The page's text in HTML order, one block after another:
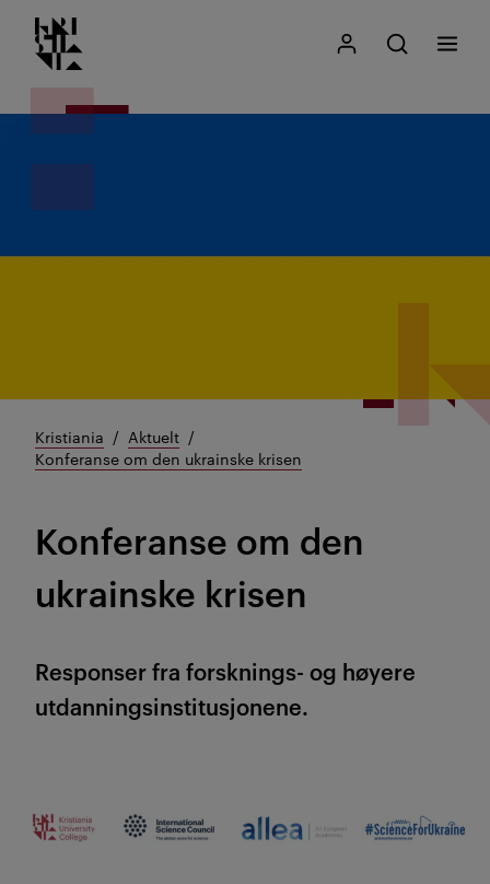
Gå
til
Kristiania logo
Mitt Kristiania
Åpne søk
Søk
Meny
Kristiania
Aktuelt
Konferanse om den ukrainske krisen
Konferanse om den
ukrainske krisen
Responser fra forsknings- og høyere
utdanningsinstitusjonene.